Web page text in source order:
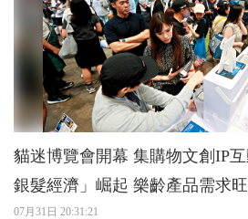
貓迷博覽會開幕 集購物文創IP互動體驗於一身 「貓
銀髮經濟」崛起 樂齡產品需求旺
07月31日 20:31:21